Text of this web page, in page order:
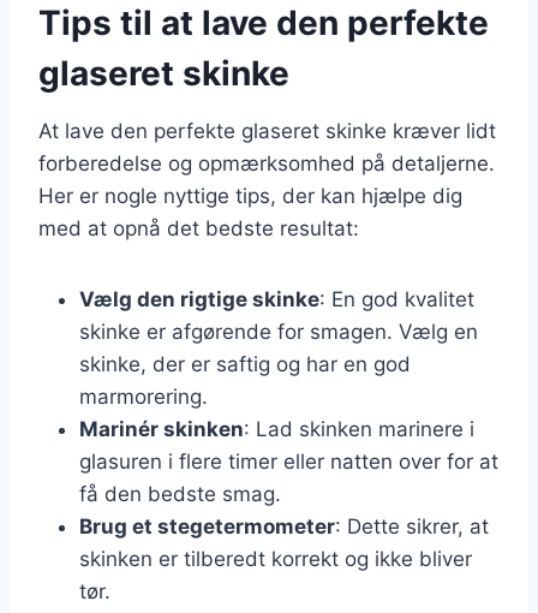
Tips til at lave den perfekte
glaseret skinke
At lave den perfekte glaseret skinke kræver lidt
forberedelse og opmærksomhed på detaljerne.
Her er nogle nyttige tips, der kan hjælpe dig
med at opnå det bedste resultat:
Vælg den rigtige skinke: En god kvalitet
skinke er afgørende for smagen. Vælg en
skinke, der er saftig og har en god
marmorering.
Marinér skinken: Lad skinken marinere i
glasuren i flere timer eller natten over for at
få den bedste smag.
Brug et stegetermometer: Dette sikrer, at
skinken er tilberedt korrekt og ikke bliver
tør.